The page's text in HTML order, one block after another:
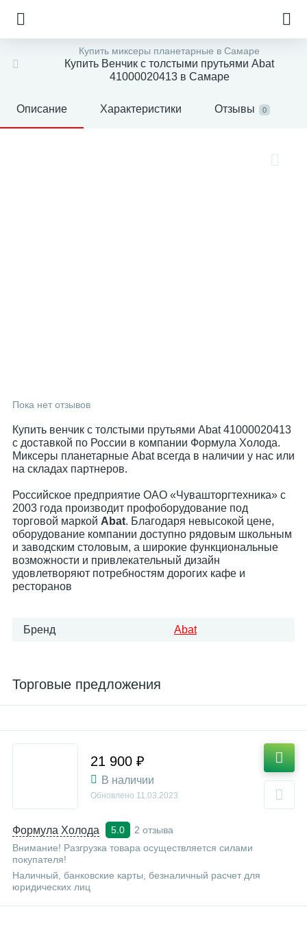
Купить миксеры планетарные в Самаре
Купить Венчик с толстыми прутьями Abat
41000020413 в Самаре
Описание Характеристики Отзывы 0
Пока нет отзывов
Купить венчик с толстыми прутьями Abat 41000020413
с доставкой по России в компании Формула Холода.
Миксеры планетарные Abat всегда в наличии у нас или
на складах партнеров.
Российское предприятие ОАО «Чувашторгтехника» с
2003 года производит профоборудование под
торговой маркой Abat. Благодаря невысокой цене,
оборудование компании доступно рядовым школьным
и заводским столовым, а широкие функциональные
возможности и привлекательный дизайн
удовлетворяют потребностям дорогих кафе и
ресторанов
Бренд Abat
Торговые предложения
Формула Холода 5.0
2 отзыва
Внимание! Разгрузка товара осуществляется силами
покупателя!
Наличный, банковские карты, безналичный расчет для
юридических лиц
21 900 ₽
В наличии
Обновлено 11.03.2023